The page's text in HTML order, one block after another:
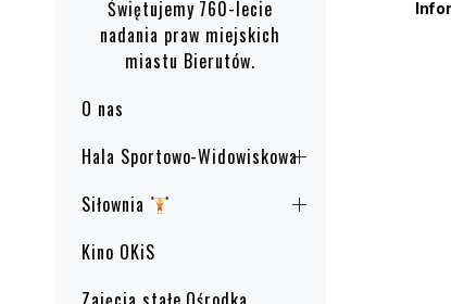
Świętujemy 760-lecie
nadania praw miejskich
miastu Bierutów.
O nas
Hala Sportowo-Widowiskowa
Siłownia
Kino OKiS